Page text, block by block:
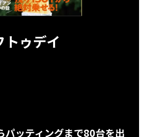
トゥデイ
パッティングまで80台を出